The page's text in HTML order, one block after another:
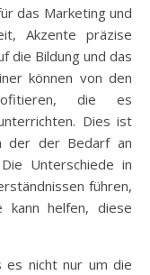
das Marketing und
Akzente präzise
die Bildung und das
können von den
die es
Dies ist
der der Bedarf an
Unterschiede in
führen,
kann helfen, diese
es nicht nur um die